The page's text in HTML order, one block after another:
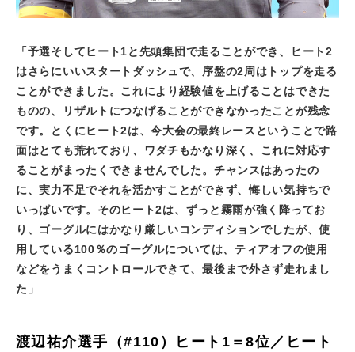
「予選そしてヒート1と先頭集団で走ることができ、ヒート2
はさらにいいスタートダッシュで、序盤の2周はトップを走る
ことができました。これにより経験値を上げることはできた
ものの、リザルトにつなげることができなかったことが残念
です。とくにヒート2は、今大会の最終レースということで路
面はとても荒れており、ワダチもかなり深く、これに対応す
ることがまったくできませんでした。チャンスはあったの
に、実力不足でそれを活かすことができず、悔しい気持ちで
いっぱいです。そのヒート2は、ずっと霧雨が強く降ってお
り、ゴーグルにはかなり厳しいコンディションでしたが、使
用している100％のゴーグルについては、ティアオフの使用
などをうまくコントロールできて、最後まで外さず走れまし
た」
渡辺祐介選手（#110）ヒート1＝8位／ヒート